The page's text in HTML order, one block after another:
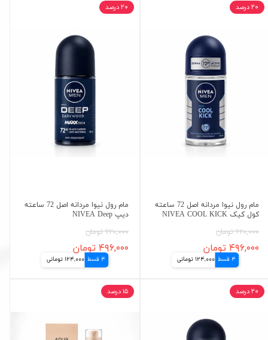
مام رول نیوا مردانه اصل 72 ساعته
کول کیک NIVEA COOL KICK
۶۲۰,۰۰۰ تومان
۴۹۶,۰۰۰ تومان
4 قسط 124,000 تومانی
۲۰ درصد
مام رول نیوا مردانه اصل 72 ساعته
دیپ NIVEA Deep
۶۲۰,۰۰۰ تومان
۴۹۶,۰۰۰ تومان
4 قسط 124,000 تومانی
۲۰ درصد
۲۰ درصد ۱۵ درصد